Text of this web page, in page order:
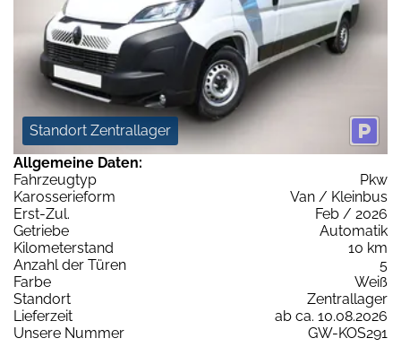
Standort Zentrallager
Allgemeine Daten:
Fahrzeugtyp
Pkw
Karosserieform
Van / Kleinbus
Erst-Zul.
Feb / 2026
Getriebe
Automatik
Kilometerstand
10 km
Anzahl der Türen
5
Farbe
Weiß
Standort
Zentrallager
Lieferzeit
ab ca. 10.08.2026
Unsere Nummer
GW-KOS291